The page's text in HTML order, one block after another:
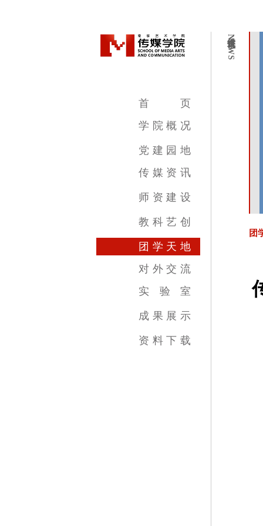
首
页
学 院 概 况
学院简介
学院领导
机构设置
教学设施
专业介绍
党 建 园 地
传 媒 资 讯
传媒新闻
传媒公告
传媒艺讯
师 资 建 设
广播电视编导专业
动画专业
数字媒体艺术专业
录音艺术专业
摄影专业
广告学专业
影视摄影与制作专业
基础部
教 科 艺 创
教育教学新闻
科研成果
艺术创作
团 学 天 地
对 外 交 流
实
验 室
国家示范中心
虚拟实践教育中心
传媒实验教学平台
虚拟仿真教学中心
跨学科综合训练中心
数字图像教育中心
成 果 展 示
视频类
数媒类
摄影类
广告类
录音类
美术类
资 料 下 载
NEWS
团